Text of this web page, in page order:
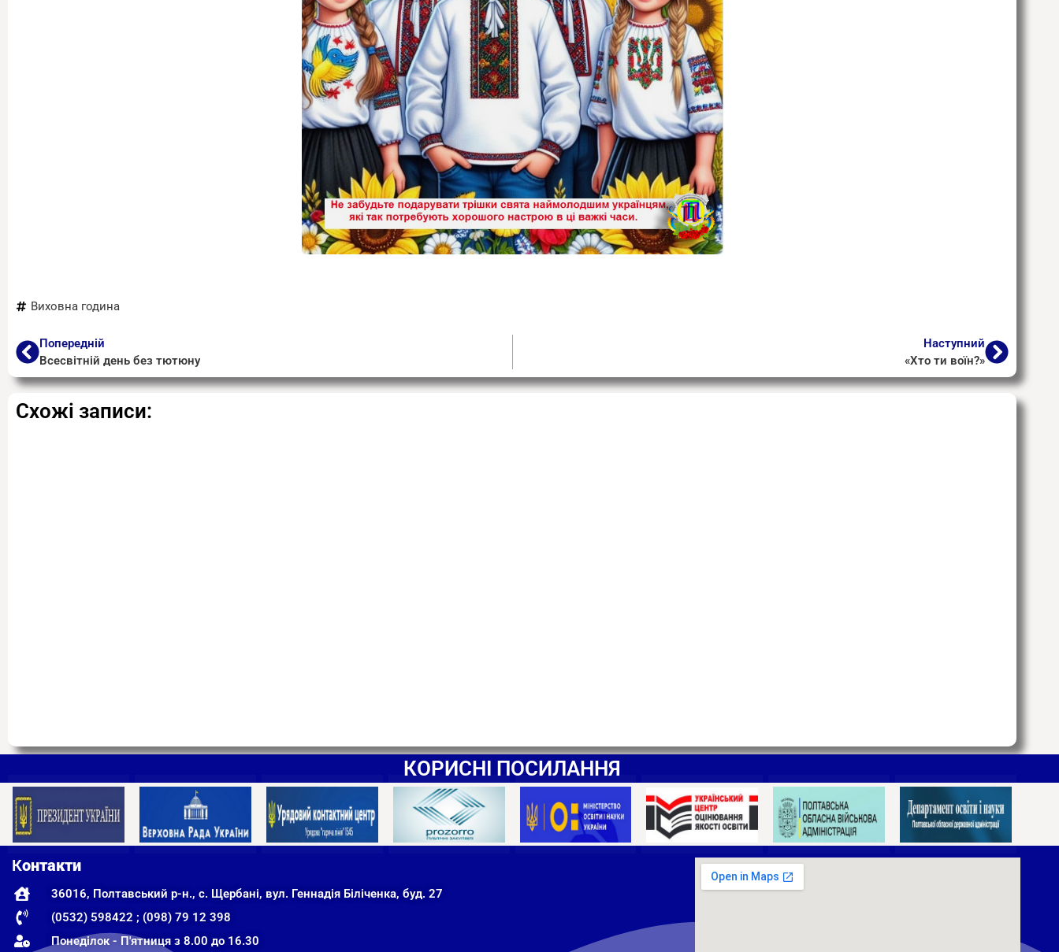
Виховна година
Попередній
Всесвітній день без тютюну
Наступний
«Хто ти воїн?»
Схожі записи:
КОРИСНІ ПОСИЛАННЯ
Контакти
36016, Полтавський р-н., с. Щербані, вул. Геннадія Біліченка, буд. 27
(0532) 598422 ; (098) 79 12 398
Понеділок - П'ятниця з 8.00 до 16.30